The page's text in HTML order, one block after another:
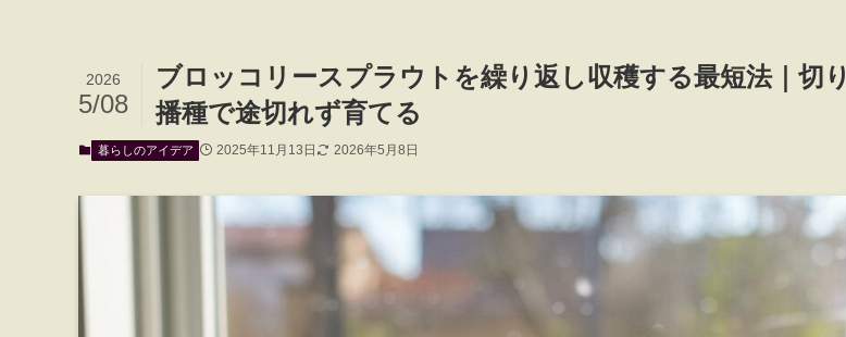
ブロッコリースプラウトを繰り返し収穫する最短法｜切
播種で途切れず育てる
2026
5/08
暮らしのアイデア 2025年11月13日 2026年5月8日